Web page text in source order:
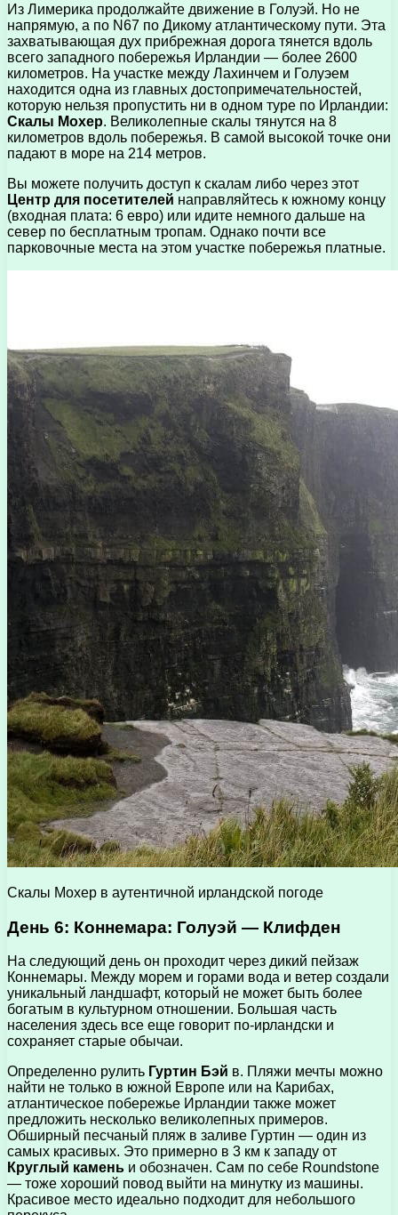
Из Лимерика продолжайте движение в Голуэй. Но не
напрямую, а по N67 по Дикому атлантическому пути. Эта
захватывающая дух прибрежная дорога тянется вдоль
всего западного побережья Ирландии — более 2600
километров. На участке между Лахинчем и Голуэем
находится одна из главных достопримечательностей,
которую нельзя пропустить ни в одном туре по Ирландии:
Скалы Мохер. Великолепные скалы тянутся на 8
километров вдоль побережья. В самой высокой точке они
падают в море на 214 метров.
Вы можете получить доступ к скалам либо через этот
Центр для посетителей направляйтесь к южному концу
(входная плата: 6 евро) или идите немного дальше на
север по бесплатным тропам. Однако почти все
парковочные места на этом участке побережья платные.
Скалы Мохер в аутентичной ирландской погоде
День 6: Коннемара: Голуэй — Клифден
На следующий день он проходит через дикий пейзаж
Коннемары. Между морем и горами вода и ветер создали
уникальный ландшафт, который не может быть более
богатым в культурном отношении. Большая часть
населения здесь все еще говорит по-ирландски и
сохраняет старые обычаи.
Определенно рулить Гуртин Бэй в. Пляжи мечты можно
найти не только в южной Европе или на Карибах,
атлантическое побережье Ирландии также может
предложить несколько великолепных примеров.
Обширный песчаный пляж в заливе Гуртин — один из
самых красивых. Это примерно в 3 км к западу от
Круглый камень и обозначен. Сам по себе Roundstone
— тоже хороший повод выйти на минутку из машины.
Красивое место идеально подходит для небольшого